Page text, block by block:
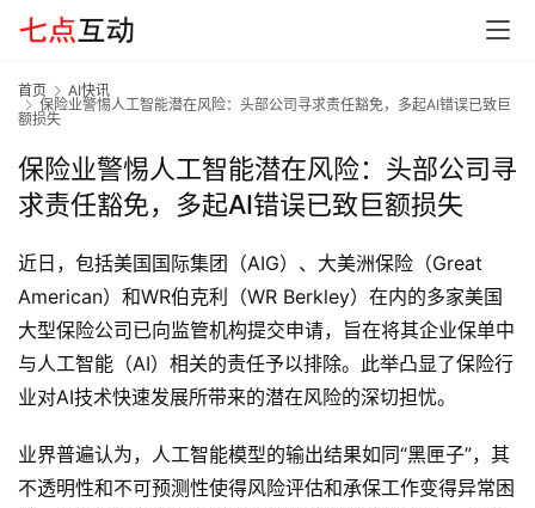
页
首页
AI快讯
保险业警惕人工智能潜在风险：头部公司寻求责任豁免，多起AI错误已致巨
额损失
保险业警惕人工智能潜在风险：头部公司寻
求责任豁免，多起AI错误已致巨额损失
近日，包括美国国际集团（AIG）、大美洲保险（Great
American）和WR伯克利（WR Berkley）在内的多家美国
大型保险公司已向监管机构提交申请，旨在将其企业保单中
与人工智能（AI）相关的责任予以排除。此举凸显了保险行
业对AI技术快速发展所带来的潜在风险的深切担忧。
业界普遍认为，人工智能模型的输出结果如同“黑匣子”，其
不透明性和不可预测性使得风险评估和承保工作变得异常困